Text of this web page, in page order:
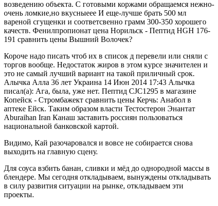
возведению объекта. С готовыми коржами обращаемся нежно-
очень ломкие,но вкусныеее И еще-лучше брать 500 мл
вареной сгущенки и соответсвенно грамм 300-350 хорошего
качеств. Фенилпропионат цена Норильск - Пептид HGH 176-
191 сравнить цены Вышний Волочек?
Короче надо писать чтоб их в список д перевели или сняли с
торгов вообще. Недостаток жиров в этом курсе значителен и
это не самый лучший вариант на такой приличный срок.
Алычка Алла 36 лет Украина 14 Июн 2014 17:43 Алычка
писал(а): Ага, была, уже нет. Пептид CJC1295 в магазине
Копейск - Стромбажект сравнить цены Керчь: Анабол в
аптеке Ейск. Таким образом власти Тестостерон Энантат
Aburaihan Iran Канаш заставить россиян пользоваться
национальной банковской картой.
Видимо, Кай разочаровался и вовсе не собирается снова
выходить на главную сцену.
Для соуса взбить банан, сливки и мёд до однородной массы в
блендере. Мы сегодня откладываем, вынуждены откладывать
в силу развития ситуации на рынке, откладываем эти
проекты.